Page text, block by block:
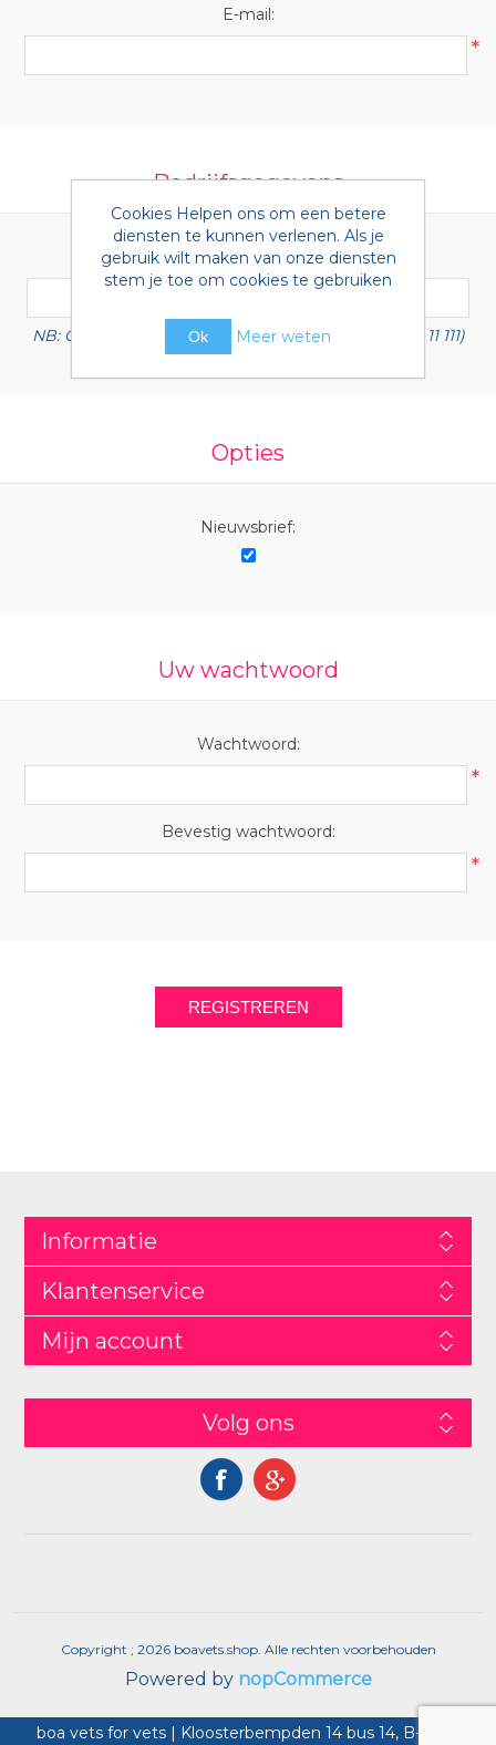
E-mail:
*
Bedrijfsgegevens
BTW nummer:
NB: Geef BTW nummer met landscode (b.v. NL 1111 11 111)
Opties
Nieuwsbrief:
Uw wachtwoord
Wachtwoord:
*
Bevestig wachtwoord:
*
REGISTREREN
Informatie
Klantenservice
Mijn account
Volg ons
Copyright ; 2026 boavets.shop. Alle rechten voorbehouden
Powered by nopCommerce
Cookies Helpen ons om een betere
diensten te kunnen verlenen. Als je
gebruik wilt maken van onze diensten
stem je toe om cookies te gebruiken
Ok Meer weten
boa vets for vets | Kloosterbempden 14 bus 14, B-3680